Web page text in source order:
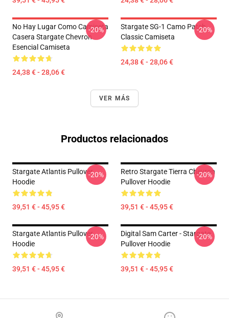
No Hay Lugar Como Camiseta
Casera Stargate Chevron
Esencial Camiseta
24,38 € - 28,06 €
-20%
Stargate SG-1 Camo Patch
Classic Camiseta
24,38 € - 28,06 €
-20%
VER MÁS
Productos relacionados
Stargate Atlantis Pullover
Hoodie
39,51 € - 45,95 €
-20%
Retro Stargate Tierra Chevron
Pullover Hoodie
39,51 € - 45,95 €
-20%
Stargate Atlantis Pullover
Hoodie
39,51 € - 45,95 €
-20%
Digital Sam Carter - Stargate
Pullover Hoodie
39,51 € - 45,95 €
-20%